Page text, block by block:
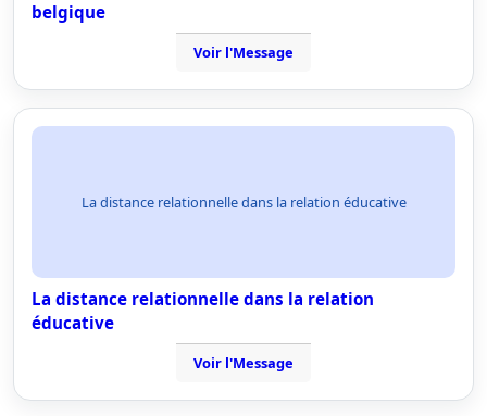
belgique
Voir l'Message
La distance relationnelle dans la relation éducative
La distance relationnelle dans la relation
éducative
Voir l'Message